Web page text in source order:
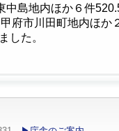
島地内ほか６件
府市川田町地内ほか
した。